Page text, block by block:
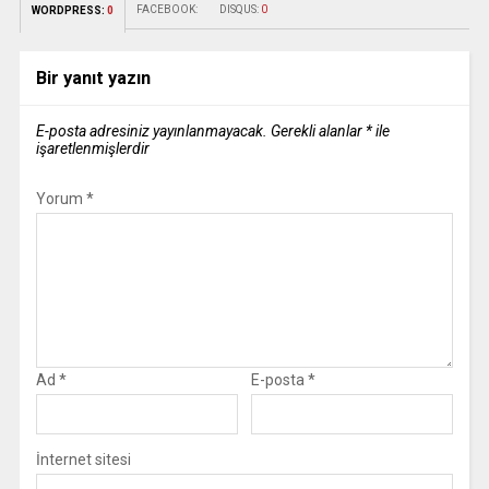
WORDPRESS: 0 FACEBOOK: DISQUS: 0
Bir yanıt yazın
E-posta adresiniz yayınlanmayacak. Gerekli alanlar *ile
işaretlenmişlerdir
Yorum *
Ad * E-posta *
İnternet sitesi